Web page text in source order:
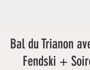
Bal du Trianon
Fendski +